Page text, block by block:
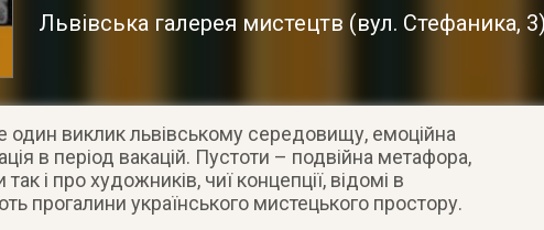
Львівська галерея мистецтв (вул. Стефаника, 3
один виклик львівському середовищу, емоційна
в період вакацій. Пустоти – подвійна метафора,
і про художників, чиї концепції, відомі в
прогалини українського мистецького простору.